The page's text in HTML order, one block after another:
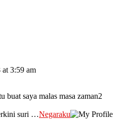
3:59 am
buat saya malas masa zaman2
suri …Negaraku